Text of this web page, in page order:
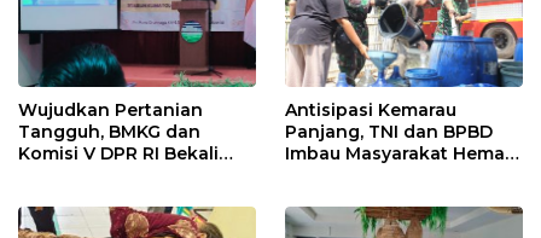
Wujudkan Pertanian
Tangguh, BMKG dan
Komisi V DPR RI Bekali
Antisipasi Kemarau
Panjang, TNI dan BPBD
Imbau Masyarakat Hemat